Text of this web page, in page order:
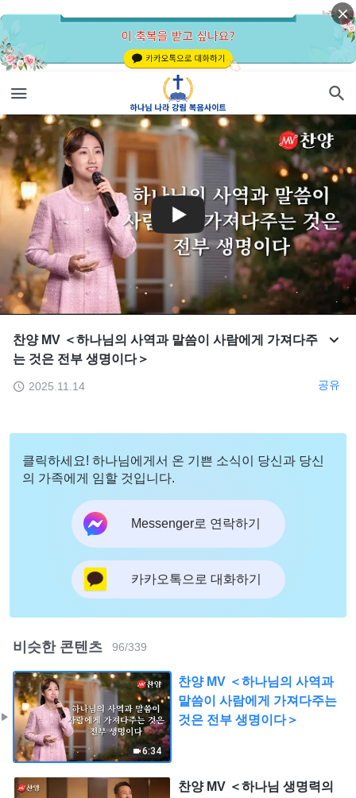
찬양 MV ＜하나님의 사역과 말씀이 사람에게 가져다주
는 것은 전부 생명이다＞
2025.11.14 공유
클릭하세요! 하나님에게서 온 기쁜 소식이 당신과 당신
의 가족에게 임할 것입니다.
Messenger로 연락하기
카카오톡으로 대화하기
비슷한 콘텐츠 96/339
6:34
찬양 MV ＜하나님의 사역과
말씀이 사람에게 가져다주는
것은 전부 생명이다＞
찬양 MV ＜하나님 생명력의